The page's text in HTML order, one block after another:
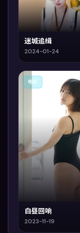
迷城追缉
2024-01-24
电影
白昼回响
2023-11-19